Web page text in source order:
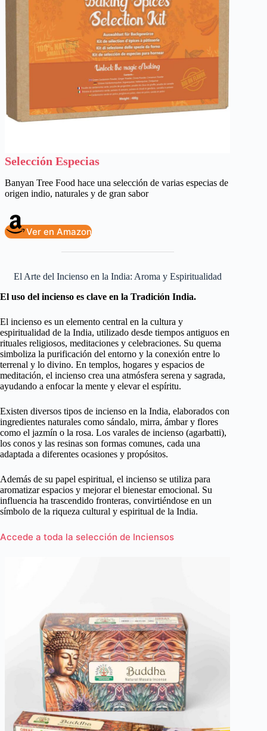
Selección Especias
Banyan Tree Food hace una selección de varias especias de
origen indio, naturales y de gran sabor
Ver en Amazon
El Arte del Incienso en la India: Aroma y Espiritualidad
El uso del incienso es clave en la Tradición India.
El incienso es un elemento central en la cultura y
espiritualidad de la India, utilizado desde tiempos antiguos en
rituales religiosos, meditaciones y celebraciones. Su quema
simboliza la purificación del entorno y la conexión entre lo
terrenal y lo divino. En templos, hogares y espacios de
meditación, el incienso crea una atmósfera serena y sagrada,
ayudando a enfocar la mente y elevar el espíritu.
Existen diversos tipos de incienso en la India, elaborados con
ingredientes naturales como sándalo, mirra, ámbar y flores
como el jazmín o la rosa. Los varales de incienso (agarbatti),
los conos y las resinas son formas comunes, cada una
adaptada a diferentes ocasiones y propósitos.
Además de su papel espiritual, el incienso se utiliza para
aromatizar espacios y mejorar el bienestar emocional. Su
influencia ha trascendido fronteras, convirtiéndose en un
símbolo de la riqueza cultural y espiritual de la India.
Accede a toda la selección de Inciensos